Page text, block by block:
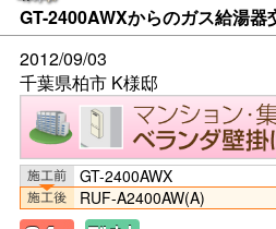
GT-2400AWXからのガス給湯器
2012/09/03
千葉県柏市 K様邸
GT-2400AWX
RUF-A2400AW(A)